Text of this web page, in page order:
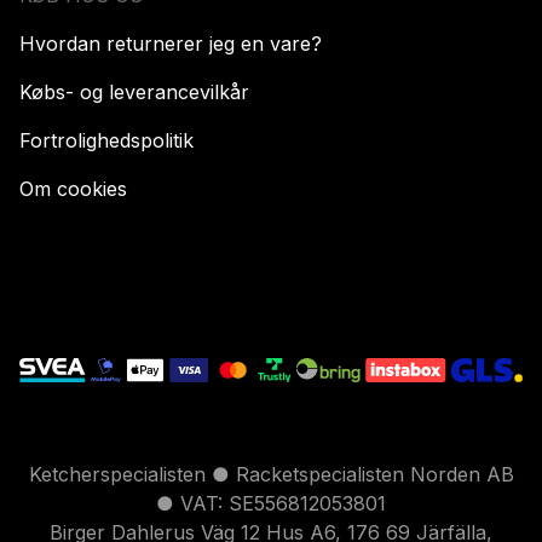
Hvordan returnerer jeg en vare?
Købs- og leverancevilkår
Fortrolighedspolitik
Om cookies
Ketcherspecialisten ● Racketspecialisten Norden AB
● VAT: SE556812053801
Birger Dahlerus Väg 12 Hus A6, 176 69 Järfälla,